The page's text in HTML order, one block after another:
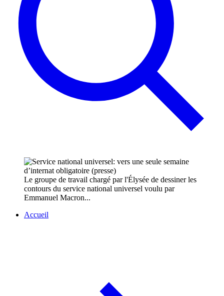
Le groupe de travail chargé par l'Élysée de dessiner les
contours du service national universel voulu par
Emmanuel Macron...
Accueil